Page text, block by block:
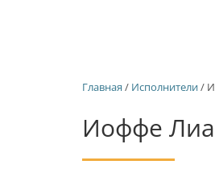
Главная / Исполнители/
Иоффе